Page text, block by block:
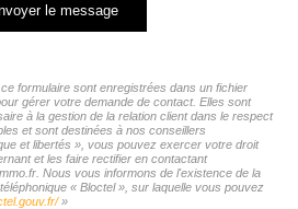
le message
formulaire sont enregistrées dans un fichier
gérer votre demande de contact. Elles sont
à la gestion de la relation client dans le respect
et sont destinées à nos conseillers
et libertés », vous pouvez exercer votre droit
et les faire rectifier en contactant
Nous vous informons de l'existence de la
« Bloctel », sur laquelle vous pouvez
»